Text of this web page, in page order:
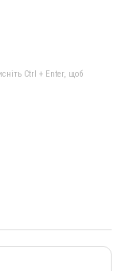
Ctrl + Enter, щоб